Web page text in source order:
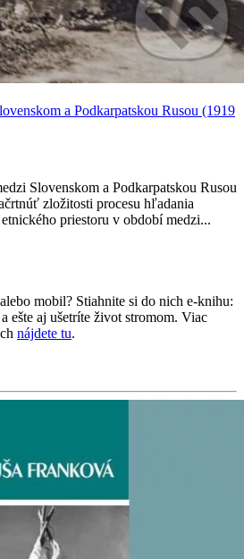
a Podkarpatskou Rusou (1919
Slovenskom a Podkarpatskou Rusou
zložitosti procesu hľadania
priestoru v období medzi...
mobil? Stiahnite si do nich e-knihu:
ešte aj ušetríte život stromom. Viac
nájdete tu.